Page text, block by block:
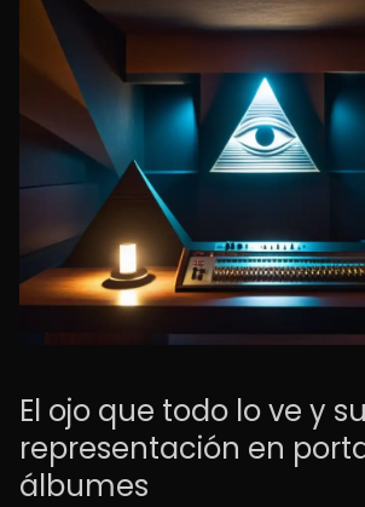
El ojo que todo lo ve y su
representación en
álbumes